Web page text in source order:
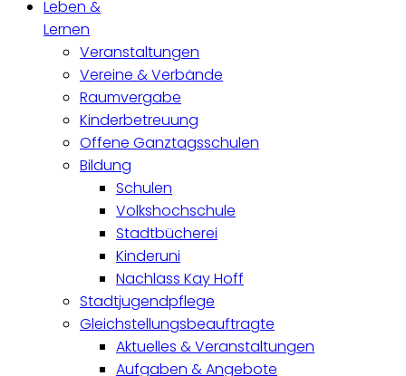
Leben &
Lernen
Veranstaltungen
Vereine & Verbände
Raumvergabe
Kinderbetreuung
Offene Ganztagsschulen
Bildung
Schulen
Volkshochschule
Stadtbücherei
Kinderuni
Nachlass Kay Hoff
Stadtjugendpflege
Gleichstellungsbeauftragte
Aktuelles & Veranstaltungen
Aufgaben & Angebote